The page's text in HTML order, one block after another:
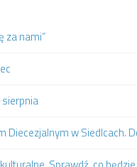
za nami”
sierpnia
w Siedlcach.